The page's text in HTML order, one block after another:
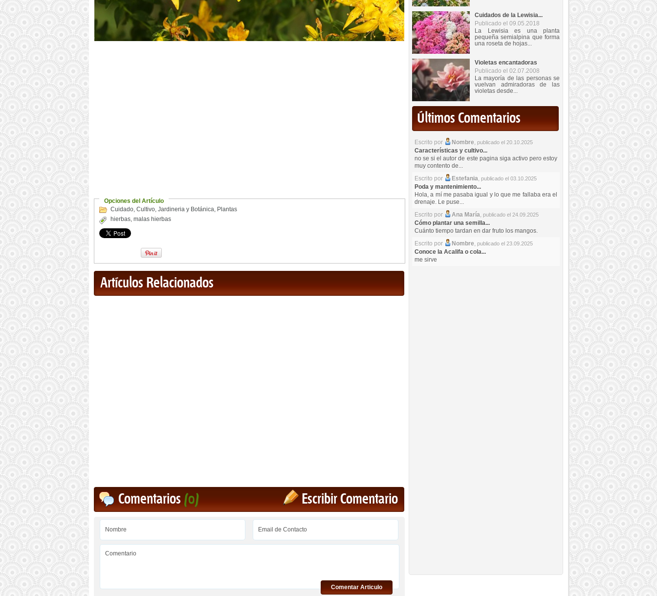
Opciones del Artículo
Cuidado, Cultivo, Jardineria y Botánica, Plantas
hierbas, malas hierbas
Artículos Relacionados
Escribir Comentario
Comentarios(0)
Comentar Articulo
Cuidados de la Lewisia...
Publicado el 09.05.2018
La Lewisia es una planta
pequeña semialpina que forma
una roseta de hojas...
Violetas encantadoras
Publicado el 02.07.2008
La mayoría de las personas se
vuelvan admiradoras de las
violetas desde...
Últimos Comentarios
Escrito por Nombre, publicado el 20.10.2025
Características y cultivo...
no se si el autor de este pagina siga activo pero estoy
muy contento de...
Escrito por
Estefania, publicado el 03.10.2025
Poda y mantenimiento...
Hola, a mí me pasaba igual y lo que me fallaba era el
drenaje. Le puse...
Escrito por
Ana María, publicado el 24.09.2025
Cómo plantar una semilla...
Cuánto tiempo tardan en dar fruto los mangos.
Escrito por
Nombre, publicado el 23.09.2025
Conoce la Acalifa o cola...
me sirve